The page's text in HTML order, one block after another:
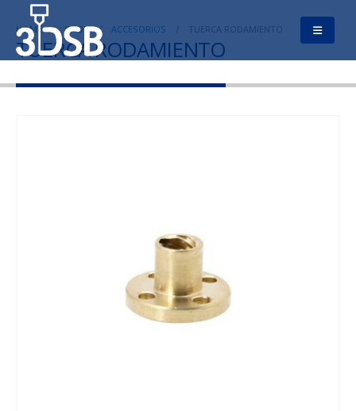
HOME SHOP ACCESORIOS TUERCA RODAMIENTO
TUERCA RODAMIENTO